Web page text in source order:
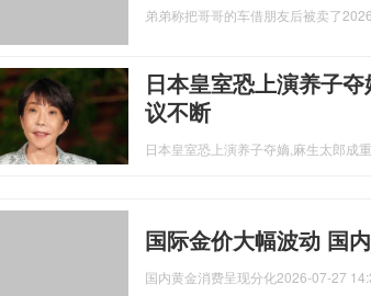
弟弟称把哥哥的车借朋友后被卖了
日本皇室恐上演养子
议不断
日本皇室恐上演养子夺嫡,麻生太郎成
国际金价大幅波动 国
国内黄金消费呈现分化2026-07-27